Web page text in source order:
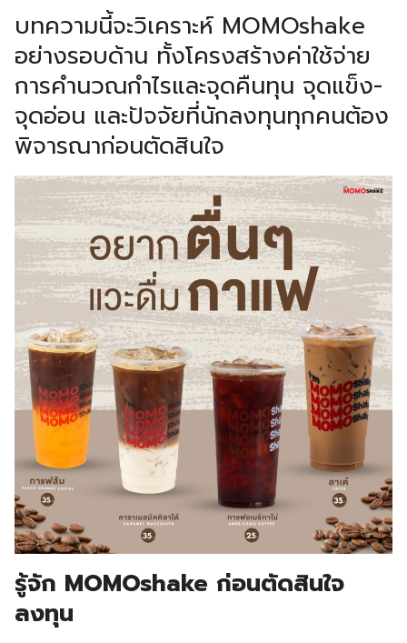
บทความนี้จะวิเคราะห์ MOMOshake
อย่างรอบด้าน ทั้งโครงสร้างค่าใช้จ่าย
การคำนวณกำไรและจุดคืนทุน จุดแข็ง-
จุดอ่อน และปัจจัยที่นักลงทุนทุกคนต้อง
พิจารณาก่อนตัดสินใจ
รู้จัก MOMOshake ก่อนตัดสินใจ
ลงทุน